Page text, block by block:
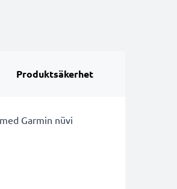
Produktsäkerhet
Garmin nüvi